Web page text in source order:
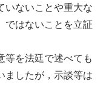
いないことや重大な
ではないことを立証
等を法廷で述べても
ましたが，示談等は